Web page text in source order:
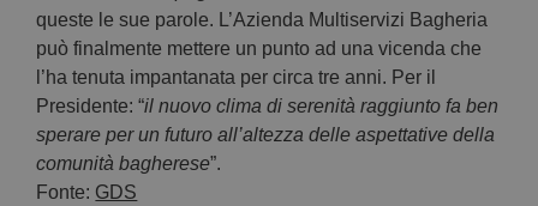
queste le sue parole. L’Azienda Multiservizi Bagheria
può finalmente mettere un punto ad una vicenda che
l’ha tenuta impantanata per circa tre anni. Per il
Presidente: “il nuovo clima di serenità raggiunto fa ben
sperare per un futuro all’altezza delle aspettative della
comunità bagherese”.
Fonte: GDS